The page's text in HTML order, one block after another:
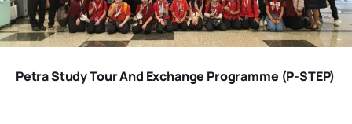
Petra Study Tour And Exchange Programme (P-STEP)